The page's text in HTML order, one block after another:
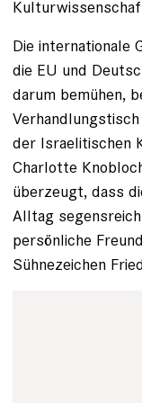
Die internationale
die EU und
darum bemühen,
der Israelitischen
Charlotte
überzeugt, dass
Alltag
persönliche
Sühnezeichen